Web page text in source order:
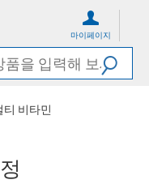
마이페이지
티 비타민